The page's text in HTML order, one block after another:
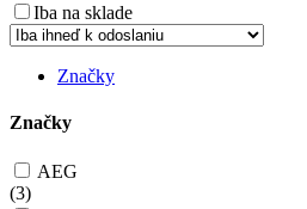
Iba na sklade
Značky
Značky
AEG
(3)